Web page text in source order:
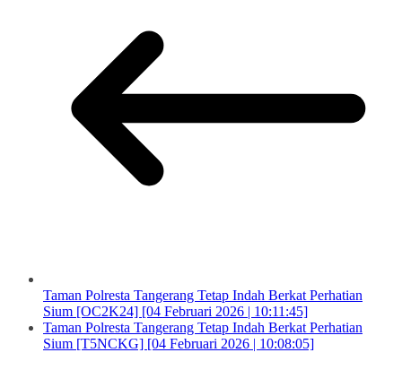
Taman Polresta Tangerang Tetap Indah Berkat Perhatian
Sium [OC2K24] [04 Februari 2026 | 10:11:45]
Taman Polresta Tangerang Tetap Indah Berkat Perhatian
Sium [T5NCKG] [04 Februari 2026 | 10:08:05]